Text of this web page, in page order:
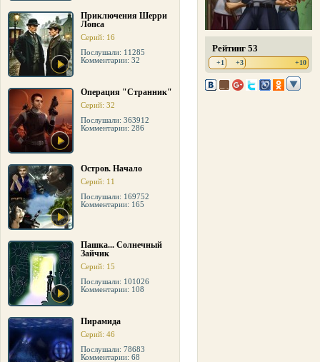
Приключения Шерри
Лопса
Серий: 16
Послушали: 11285
Комментарии: 32
Операция "Странник"
Серий: 32
Послушали: 363912
Комментарии: 286
Остров. Начало
Серий: 11
Послушали: 169752
Комментарии: 165
Пашка... Солнечный
Зайчик
Серий: 15
Послушали: 101026
Комментарии: 108
Пирамида
Серий: 46
Послушали: 78683
Комментарии: 68
Рейтинг 53
+1 +3 +10